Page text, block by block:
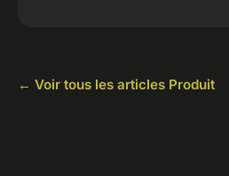
← Voir tous les articles Produit